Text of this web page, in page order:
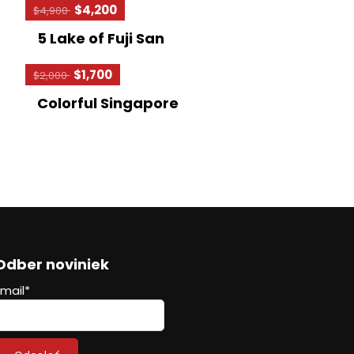
$4,900 $4,200
5 Lake of Fuji San
$2,000 $1,700
Colorful Singapore
noviniek